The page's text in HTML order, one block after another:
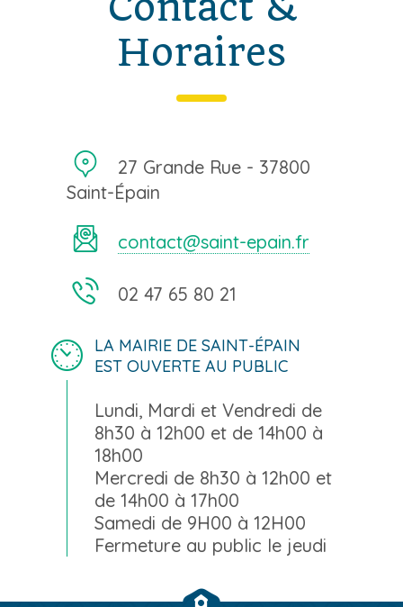
Horaires
27 Grande Rue - 37800
Saint-Épain
contact@saint-epain.fr
02 47 65 80 21
LA MAIRIE DE SAINT-ÉPAIN
EST OUVERTE AU PUBLIC
Lundi, Mardi et Vendredi de
8h30 à 12h00 et de 14h00 à
18h00
Mercredi de 8h30 à 12h00 et
de 14h00 à 17h00
Samedi de 9H00 à 12H00
Fermeture au public le jeudi